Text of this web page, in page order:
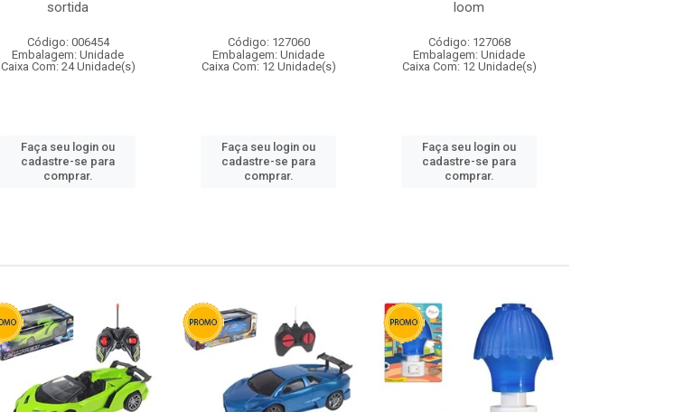
sortida
Código: 006454
Embalagem: Unidade
Caixa Com: 24 Unidade(s)
Faça seu login ou
cadastre-se para
comprar.
Código: 127060
Embalagem: Unidade
Caixa Com: 12 Unidade(s)
Faça seu login ou
cadastre-se para
comprar.
loom
Código: 127068
Embalagem: Unidade
Caixa Com: 12 Unidade(s)
Faça seu login ou
cadastre-se para
comprar.